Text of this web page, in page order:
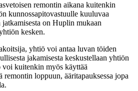
remontin aikana kuitenkin
kunnossapitovastuulle kuuluvaa
on Huplin mukaan
kesken.
yhtiö voi antaa luvan töiden
jakamisesta keskustellaan yhtiön
voi kuitenkin myös käyttää
remontin loppuun, ääritapauksessa jopa